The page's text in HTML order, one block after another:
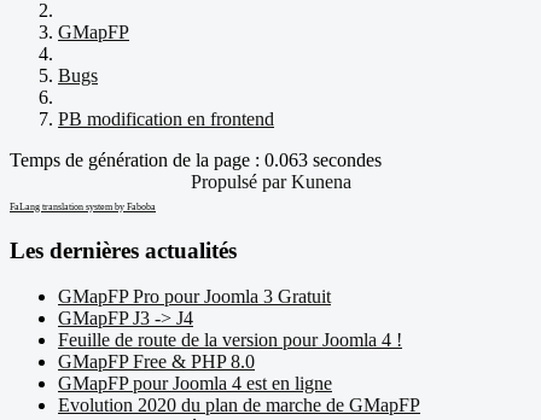
GMapFP
Bugs
PB modification en frontend
Temps de génération de la page : 0.063 secondes
Propulsé parKunena
FaLang translation system by Faboba
Les dernières actualités
GMapFP Pro pour Joomla 3 Gratuit
GMapFP J3 -> J4
Feuille de route de la version pour Joomla 4 !
GMapFP Free & PHP 8.0
GMapFP pour Joomla 4 est en ligne
Evolution 2020 du plan de marche de GMapFP